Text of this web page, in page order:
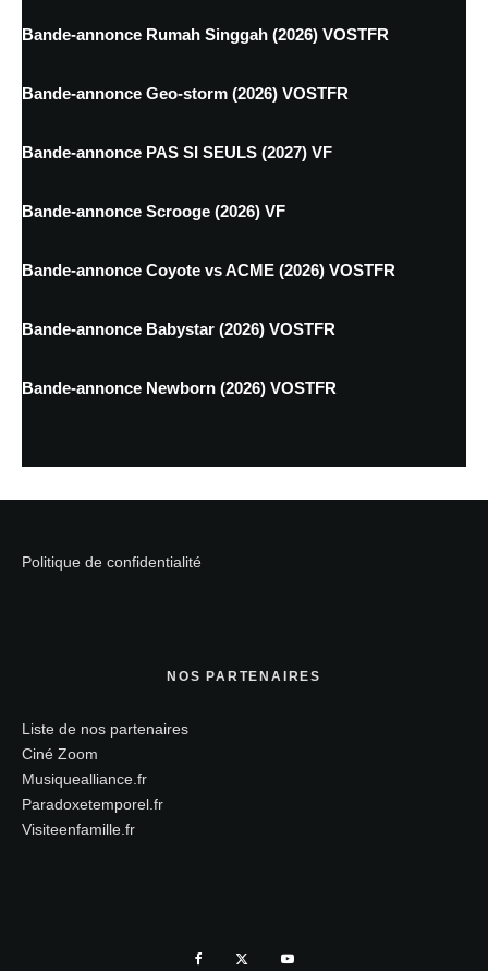
Bande-annonce Rumah Singgah (2026) VOSTFR
Bande-annonce Geo-storm (2026) VOSTFR
Bande-annonce PAS SI SEULS (2027) VF
Bande-annonce Scrooge (2026) VF
Bande-annonce Coyote vs ACME (2026) VOSTFR
Bande-annonce Babystar (2026) VOSTFR
Bande-annonce Newborn (2026) VOSTFR
Politique de confidentialité
NOS PARTENAIRES
Liste de nos partenaires
Ciné Zoom
Musiquealliance.fr
Paradoxetemporel.fr
Visiteenfamille.fr